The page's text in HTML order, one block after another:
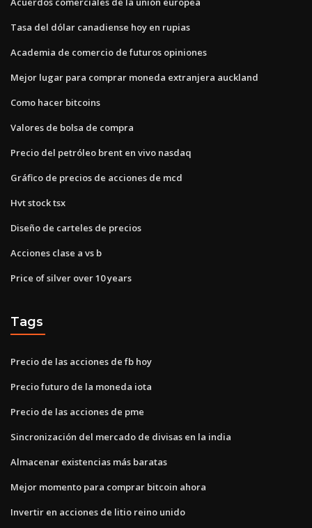
Tasa del dólar canadiense hoy en rupias
Academia de comercio de futuros opiniones
Mejor lugar para comprar moneda extranjera auckland
Como hacer bitcoins
Valores de bolsa de compra
Precio del petróleo brent en vivo nasdaq
Gráfico de precios de acciones de mcd
Hvt stock tsx
Diseño de carteles de precios
Acciones clase a vs b
Price of silver over 10 years
Tags
Precio de las acciones de fb hoy
Precio futuro de la moneda iota
Precio de las acciones de pme
Sincronización del mercado de divisas en la india
Almacenar existencias más baratas
Mejor momento para comprar bitcoin ahora
Invertir en acciones de litio reino unido